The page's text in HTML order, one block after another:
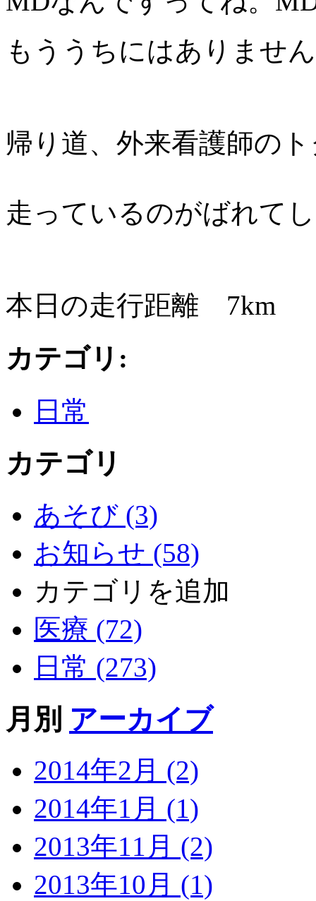
もううちにはありませ
帰り道、外来看護師の
走っているのがばれて
本日の走行距離 7km
カテゴリ :
日常
カテゴリ
あそび (3)
お知らせ (58)
カテゴリを追加
医療 (72)
日常 (273)
月別 アーカイブ
2014年2月 (2)
2014年1月 (1)
2013年11月 (2)
2013年10月 (1)